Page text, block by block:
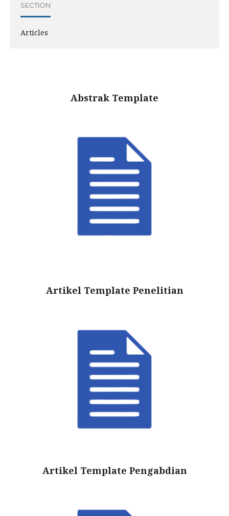
SECTION
Articles
Abstrak Template
Artikel Template Penelitian
Artikel Template Pengabdian